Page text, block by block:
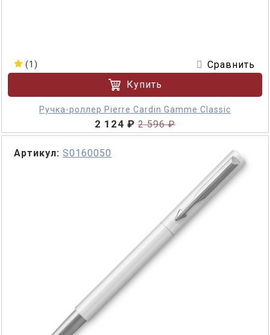
(1)
Сравнить
Купить
Ручка-роллер Pierre Cardin Gamme Classic
2 124 ₽ 2 596 ₽
Артикул: S0160050